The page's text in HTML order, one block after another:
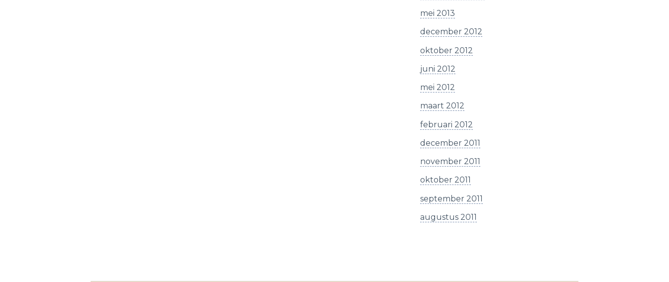
mei 2013
december 2012
oktober 2012
juni 2012
mei 2012
maart 2012
februari 2012
december 2011
november 2011
oktober 2011
september 2011
augustus 2011